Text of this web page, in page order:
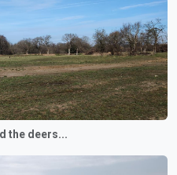
the deers...